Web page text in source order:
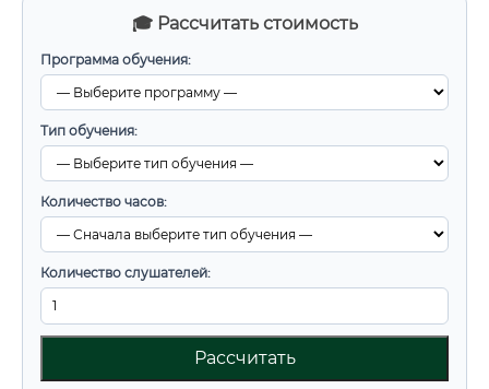
🎓 Рассчитать стоимость
Программа обучения:
Тип обучения:
Количество часов:
Количество слушателей:
Рассчитать